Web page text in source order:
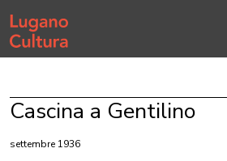
Home page
Cascina a Gentilino
settembre 1936